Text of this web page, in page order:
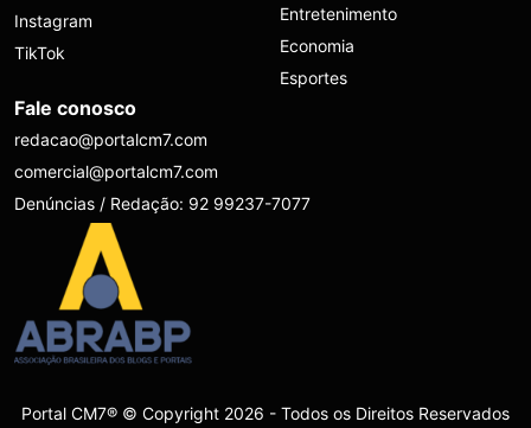
Instagram
TikTok
Entretenimento
Economia
Esportes
Fale conosco
redacao@portalcm7.com
comercial@portalcm7.com
Denúncias / Redação: 92 99237-7077
Portal CM7® © Copyright 2026 - Todos os Direitos Reservados